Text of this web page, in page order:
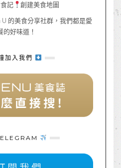
記
創建美食地圖
的美食分享社群，我們都是愛
好味道！
加入我們